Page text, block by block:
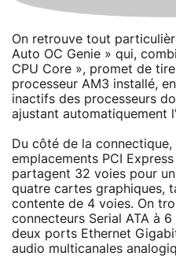
On retrouve tout
Auto OC Genie » qui,
CPU Core », promet de
processeur AM3 installé,
inactifs des processeurs
ajustant automatiquement
Du côté de la
emplacements PCI
partagent 32 voies pour
quatre cartes graphiques,
contente de 4 voies. On
connecteurs Serial ATA à
deux ports Ethernet
audio multicanales